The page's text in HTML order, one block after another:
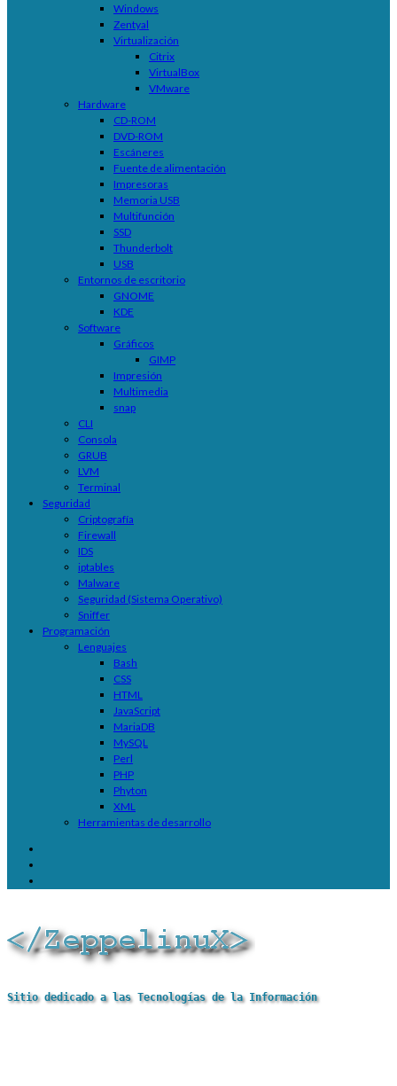
Windows
Zentyal
Virtualización
Citrix
VirtualBox
VMware
Hardware
CD-ROM
DVD-ROM
Escáneres
Fuente de alimentación
Impresoras
Memoria USB
Multifunción
SSD
Thunderbolt
USB
Entornos de escritorio
GNOME
KDE
Software
Gráficos
GIMP
Impresión
Multimedia
snap
CLI
Consola
GRUB
LVM
Terminal
Seguridad
Criptografía
Firewall
IDS
iptables
Malware
Seguridad (Sistema Operativo)
Sniffer
Programación
Lenguajes
Bash
CSS
HTML
JavaScript
MariaDB
MySQL
Perl
PHP
Phyton
XML
Herramientas de desarrollo
Sitio dedicado a las Tecnologías de la Información